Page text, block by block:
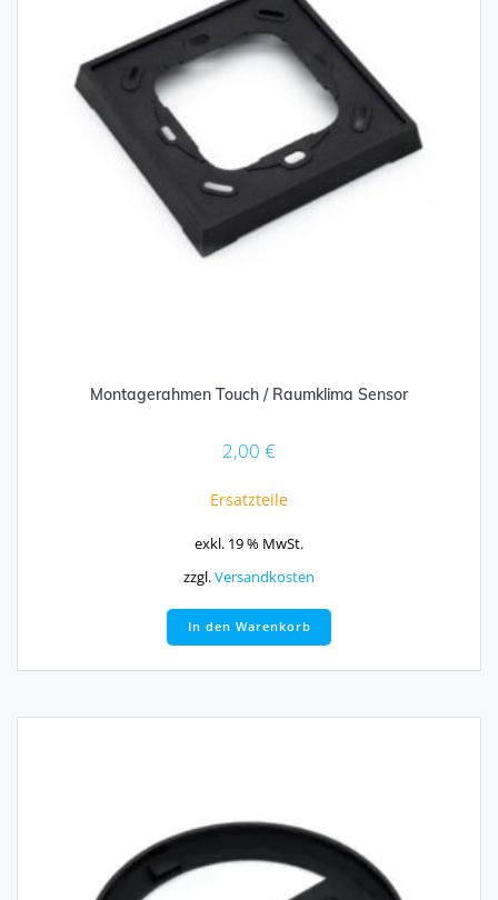
Montagerahmen Touch / Raumklima Sensor
2,00 €
Ersatzteile
exkl. 19 % MwSt.
zzgl.Versandkosten
In den Warenkorb